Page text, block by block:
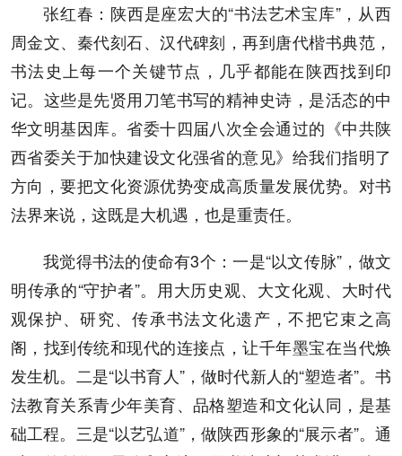
张红春：陕西是座宏大的“书法艺术宝库”，从西
周金文、秦代刻石、汉代碑刻，再到唐代楷书典范，
书法史上每一个关键节点，几乎都能在陕西找到印
记。这些是先贤用刀笔书写的精神史诗，是活态的中
华文明基因库。省委十四届八次全会通过的《中共陕
西省委关于加快建设文化强省的意见》给我们指明了
方向，要把文化资源优势变成高质量发展优势。对书
法界来说，这既是大机遇，也是重责任。
我觉得书法的使命有3个：一是“以文传脉”，做文
明传承的“守护者”。用大历史观、大文化观、大时代
观保护、研究、传承书法文化遗产，不把它束之高
阁，找到传统和现代的连接点，让千年墨宝在当代焕
发生机。二是“以书育人”，做时代新人的“塑造者”。书
法教育关系青少年美育、品格塑造和文化认同，是基
础工程。三是“以艺弘道”，做陕西形象的“展示者”。通